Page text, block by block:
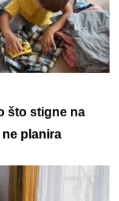
što stigne na
planira